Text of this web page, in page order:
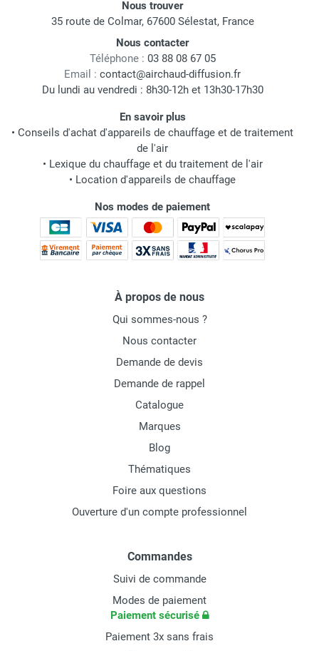
Nous trouver
35 route de Colmar, 67600 Sélestat, France
Nous contacter
Téléphone : 03 88 08 67 05
Email : contact@airchaud-diffusion.fr
Du lundi au vendredi : 8h30-12h et 13h30-17h30
En savoir plus
• Conseils d'achat d'appareils de chauffage et de traitement
de l'air
• Lexique du chauffage et du traitement de l'air
• Location d'appareils de chauffage
Nos modes de paiement
À propos de nous
Qui sommes-nous ?
Nous contacter
Demande de devis
Demande de rappel
Catalogue
Marques
Blog
Thématiques
Foire aux questions
Ouverture d'un compte professionnel
Commandes
Suivi de commande
Modes de paiement
Paiement sécurisé
Paiement 3x sans frais